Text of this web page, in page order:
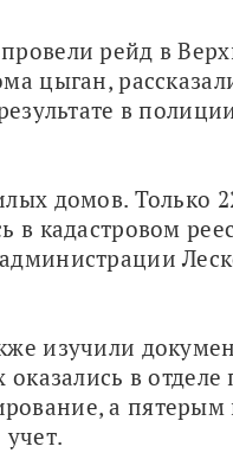
рейд в
цыган,
в
домов. Только
в кадастровом
изучили
в
а